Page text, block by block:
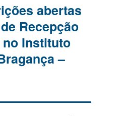
abertas
Recepção
Instituto
–